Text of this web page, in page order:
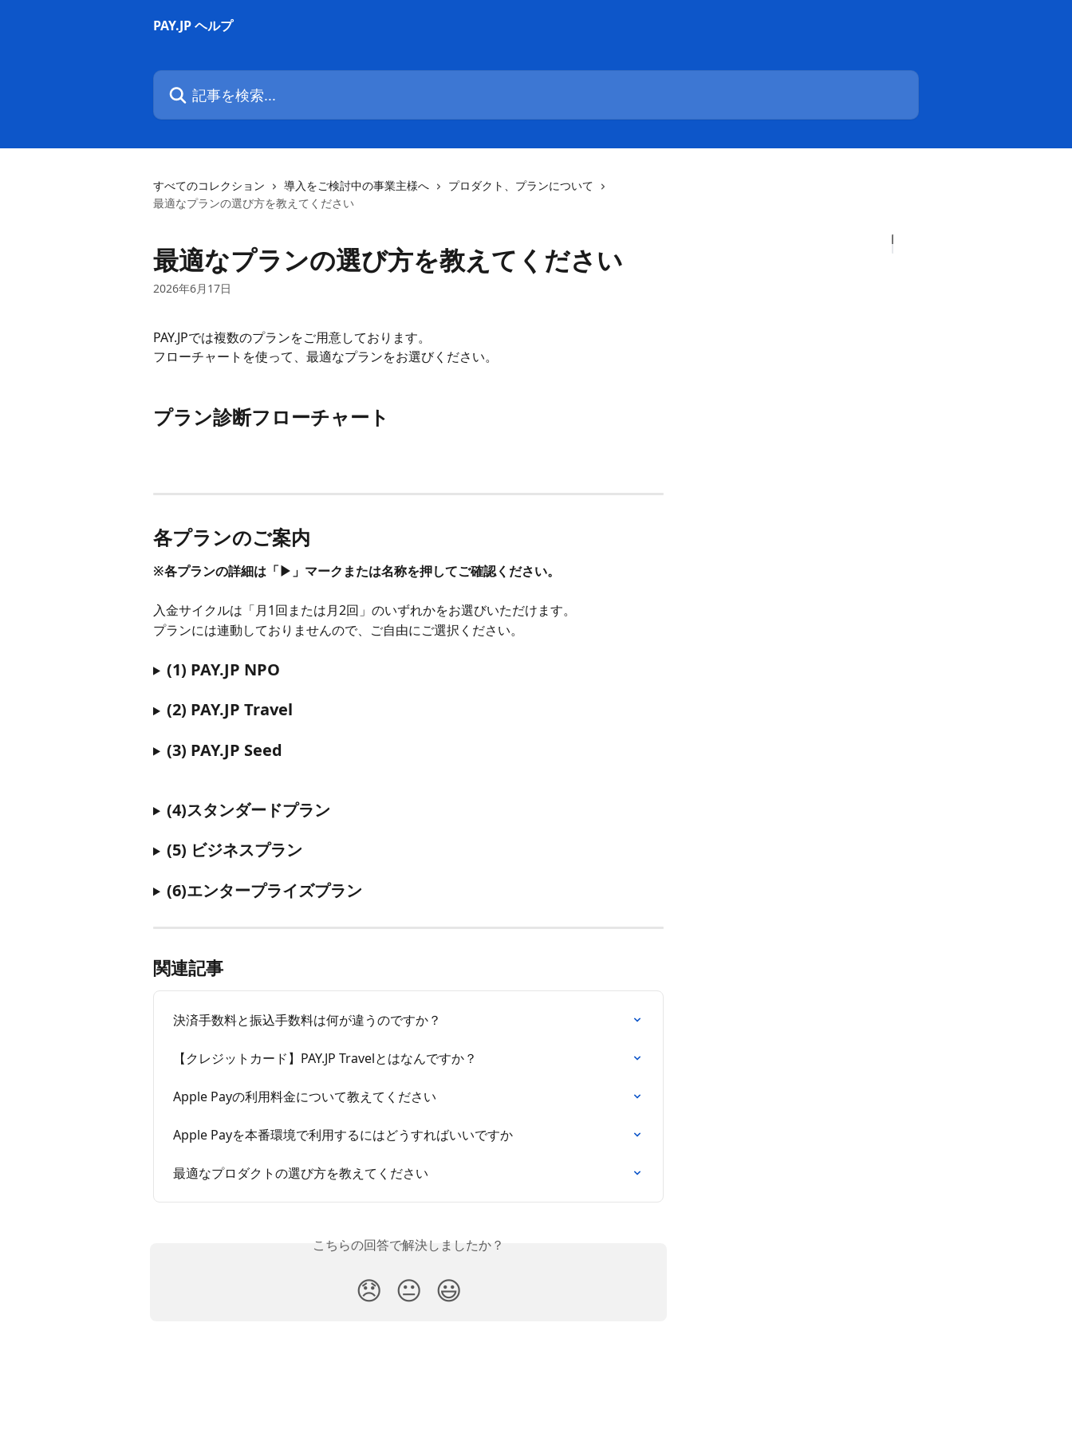
PAY.JP ヘルプ
記事を検索...
すべてのコレクション 導入をご検討中の事業主様へ
プロダクト、プランについて
最適なプランの選び方を教えてください
最適なプランの選び方を教えてください
2026年6月17日
PAY.JPでは複数のプランをご用意しております。
フローチャートを使って、最適なプランをお選びください。
プラン診断フローチャート
各プランのご案内
※各プランの詳細は「▶︎」マークまたは名称を押してご確認ください。
入金サイクルは「月1回または月2回」のいずれかをお選びいただけます。
プランには連動しておりませんので、ご自由にご選択ください。
(1) PAY.JP NPO
(2) PAY.JP Travel
(3) PAY.JP Seed
(4)スタンダードプラン
(5) ビジネスプラン
(6)エンタープライズプラン
関連記事
決済手数料と振込手数料は何が違うのですか？
【クレジットカード】PAY.JP Travelとはなんですか？
Apple Payの利用料金について教えてください
Apple Payを本番環境で利用するにはどうすればいいですか
最適なプロダクトの選び方を教えてください
こちらの回答で解決しましたか？
😞 😐 😃